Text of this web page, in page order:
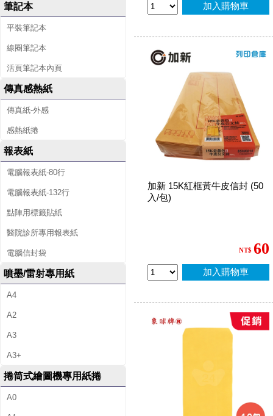
筆記本
平裝筆記本
線圈筆記本
活頁筆記本內頁
傳真感熱紙
傳真紙-外感
感熱紙捲
報表紙
電腦報表紙-80行
電腦報表紙-132行
點陣用標籤貼紙
醫院診所專用報表紙
電腦信封袋
噴墨/雷射專用紙
A4
A2
A3
A3+
捲筒式繪圖機專用紙捲
A0
加入購物車
加新 15K紅框黃牛皮信封 (50
入/包)
NT$ 60
加入購物車